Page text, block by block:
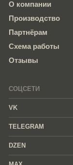
О компании
Производство
Партнёрам
Схема работы
Отзывы
СОЦСЕТИ
VK
TELEGRAM
DZEN